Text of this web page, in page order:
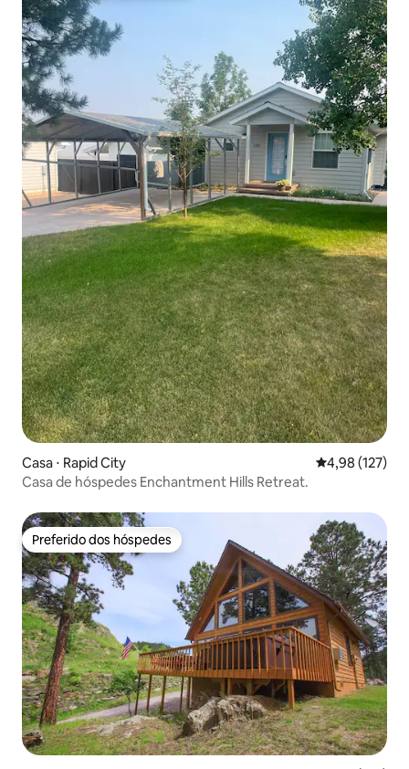
Casa ⋅ Rapid City 4,98 de uma
4,98 (127)
Casa de hóspedes Enchantment Hills Retreat.
Preferido dos hóspedes
Preferido dos hóspedes